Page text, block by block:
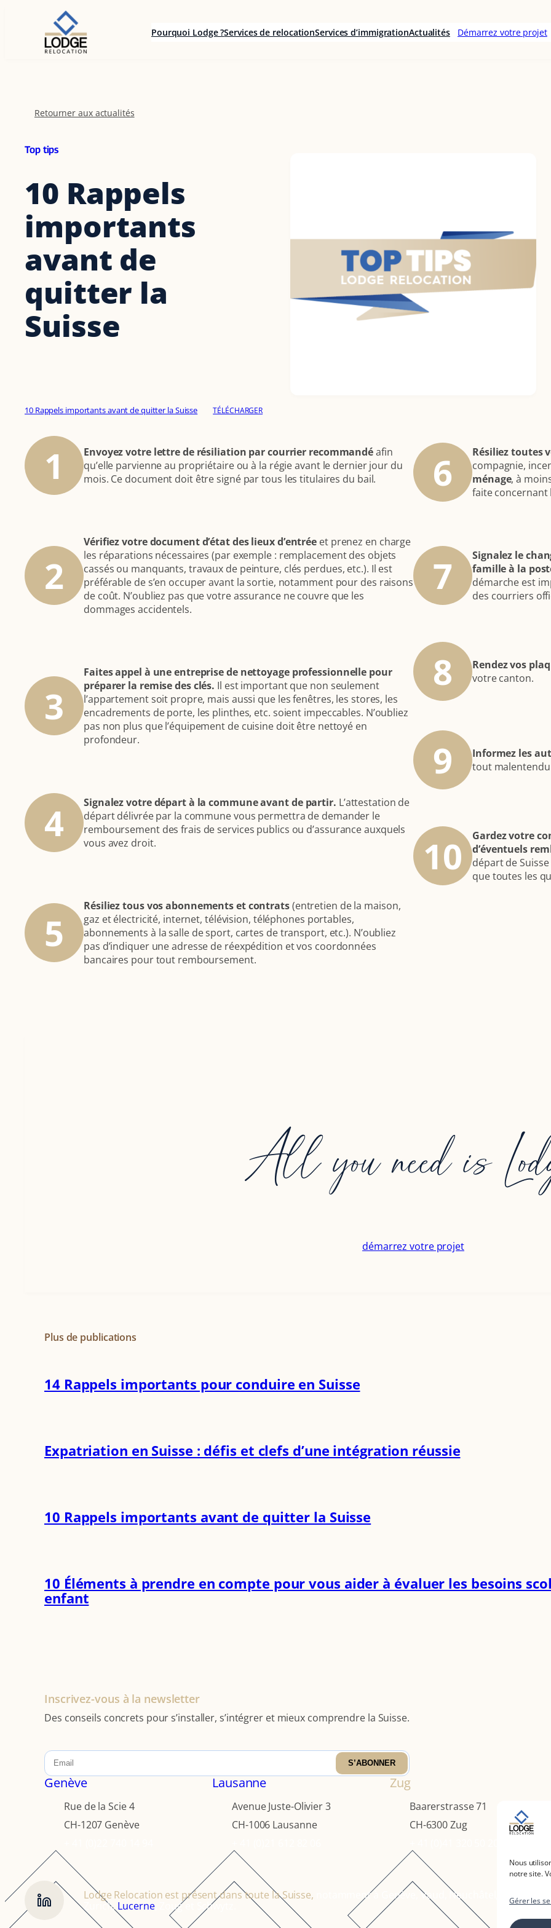
Nous
notre site.
Gérer les
Pourquoi Lodge ?Services de relocationServices d’immigrationActualités Démarrez votre projet
Retourner aux actualités
Top tips
10 Rappels
importants
avant de
quitter la
Suisse
10 Rappels importants avant de quitter la Suisse TÉLÉCHARGER
1 Envoyez votre lettre de résiliation par courrier recommandéafin
qu’elle parvienne au propriétaire ou à la régie avant le dernier jour du
mois. Ce document doit être signé par tous les titulaires du bail.
2
Vérifiez votre document d’état des lieux d’entrée et prenez en charge
les réparations nécessaires (par exemple : remplacement des objets
cassés ou manquants, travaux de peinture, clés perdues, etc.). Il est
préférable de s’en occuper avant la sortie, notamment pour des raisons
de coût. N’oubliez pas que votre assurance ne couvre que les
dommages accidentels.
3
Faites appel à une entreprise de nettoyage professionnelle pour
préparer la remise des clés. Il est important que non seulement
l’appartement soit propre, mais aussi que les fenêtres, les stores, les
encadrements de porte, les plinthes, etc. soient impeccables. N’oubliez
pas non plus que l’équipement de cuisine doit être nettoyé en
profondeur.
4 Signalez votre départ à la commune avant de partir. L’attestation de
départ délivrée par la commune vous permettra de demander le
remboursement des frais de services publics ou d’assurance auxquels
vous avez droit.
5
Résiliez tous vos abonnements et contrats(entretien de la maison,
gaz et électricité, internet, télévision, téléphones portables,
abonnements à la salle de sport, cartes de transport, etc.). N’oubliez
pas d’indiquer une adresse de réexpédition et vos coordonnées
bancaires pour tout remboursement.
6
Résiliez toutes
compagnie,
ménage, à
faite concernant
7
Signalez le
famille à la
démarche est
des courriers
8
Rendez vos
votre canton.
9
Informez les
tout
10
Gardez votre
d’éventuels
départ de
que toutes les
All you need is
démarrez votre projet
Plus de publications
14 Rappels importants pour conduire en Suisse
Expatriation en Suisse : défis et clefs d’une intégration réussie
10 Rappels importants avant de quitter la Suisse
10 Éléments à prendre en compte pour vous aider à évaluer les besoins
enfant
Inscrivez-vous à la newsletter
Des conseils concrets pour s’installer, s’intégrer et mieux comprendre la Suisse.
S’ABONNER
Genève
Rue de la Scie 4
CH-1207 Genève
Lausanne
Avenue Juste-Olivier 3
CH-1006 Lausanne
Zug
Baarerstrasse 71
CH-6300 Zug
Lodge Relocation est présent dans toute la Suisse, notamment à Genève, Vaud, Neuchâtel, Fribourg
Zurich, Lucerne, Zoug et Schwytz.